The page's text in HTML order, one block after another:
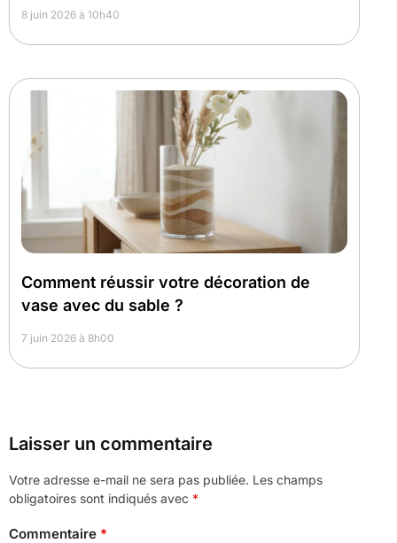
8 juin 2026 à 10h40
Comment réussir votre décoration de
vase avec du sable ?
7 juin 2026 à 8h00
Laisser un commentaire
Votre adresse e-mail ne sera pas publiée. Les champs
obligatoires sont indiqués avec *
Commentaire *